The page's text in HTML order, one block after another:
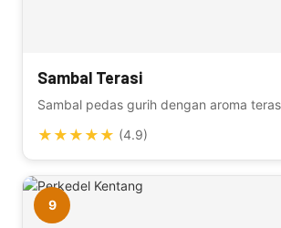
Sambal Terasi
Sambal pedas gurih dengan aroma
★ ★ ★ ★ ★ (4.9)
9